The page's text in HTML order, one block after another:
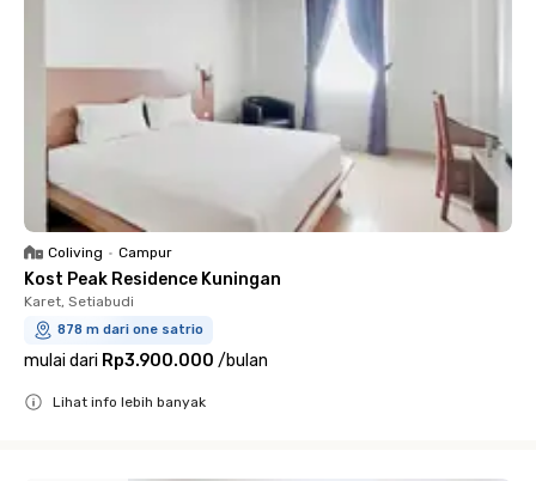
Coliving • Campur
Kost Peak Residence Kuningan
Karet, Setiabudi
878 m dari one satrio
mulai dari Rp3.900.000 /bulan
Lihat info lebih banyak